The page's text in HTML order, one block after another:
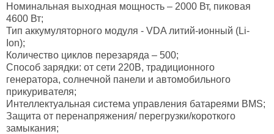
Номинальная выходная мощность – 2000 Вт, пиковая
4600 Вт;
Тип аккумуляторного модуля - VDA литий-ионный (Li-
Ion);
Количество циклов перезаряда – 500;
Способ зарядки: от сети 220В, традиционного
генератора, солнечной панели и автомобильного
прикуривателя;
Интеллектуальная система управления батареями BMS;
Защита от перенапряжения/ перегрузки/короткого
замыкания;